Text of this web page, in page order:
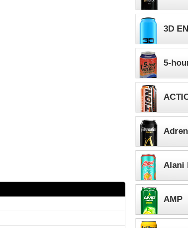
3D
5-
Alani
AMP